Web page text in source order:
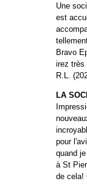
Une
est
Bravo
irez très
R.L.
LA
pour
quand
à St
de cela!